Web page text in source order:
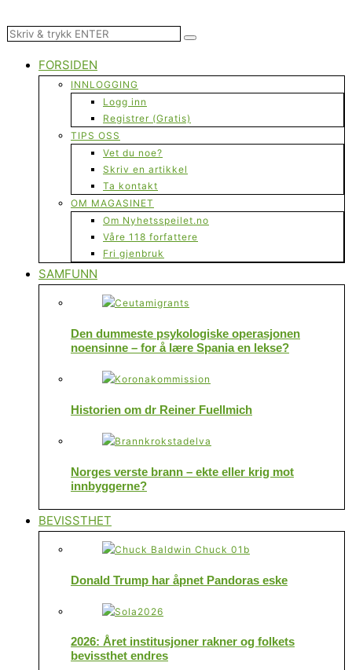
FORSIDEN
INNLOGGING
Logg inn
Registrer (Gratis)
TIPS OSS
Vet du noe?
Skriv en artikkel
Ta kontakt
OM MAGASINET
Om Nyhetsspeilet.no
Våre 118 forfattere
Fri gjenbruk
SAMFUNN
Den dummeste psykologiske operasjonen
noensinne – for å lære Spania en lekse?
Historien om dr Reiner Fuellmich
Norges verste brann – ekte eller krig mot
innbyggerne?
BEVISSTHET
Donald Trump har åpnet Pandoras eske
2026: Året institusjoner rakner og folkets
bevissthet endres